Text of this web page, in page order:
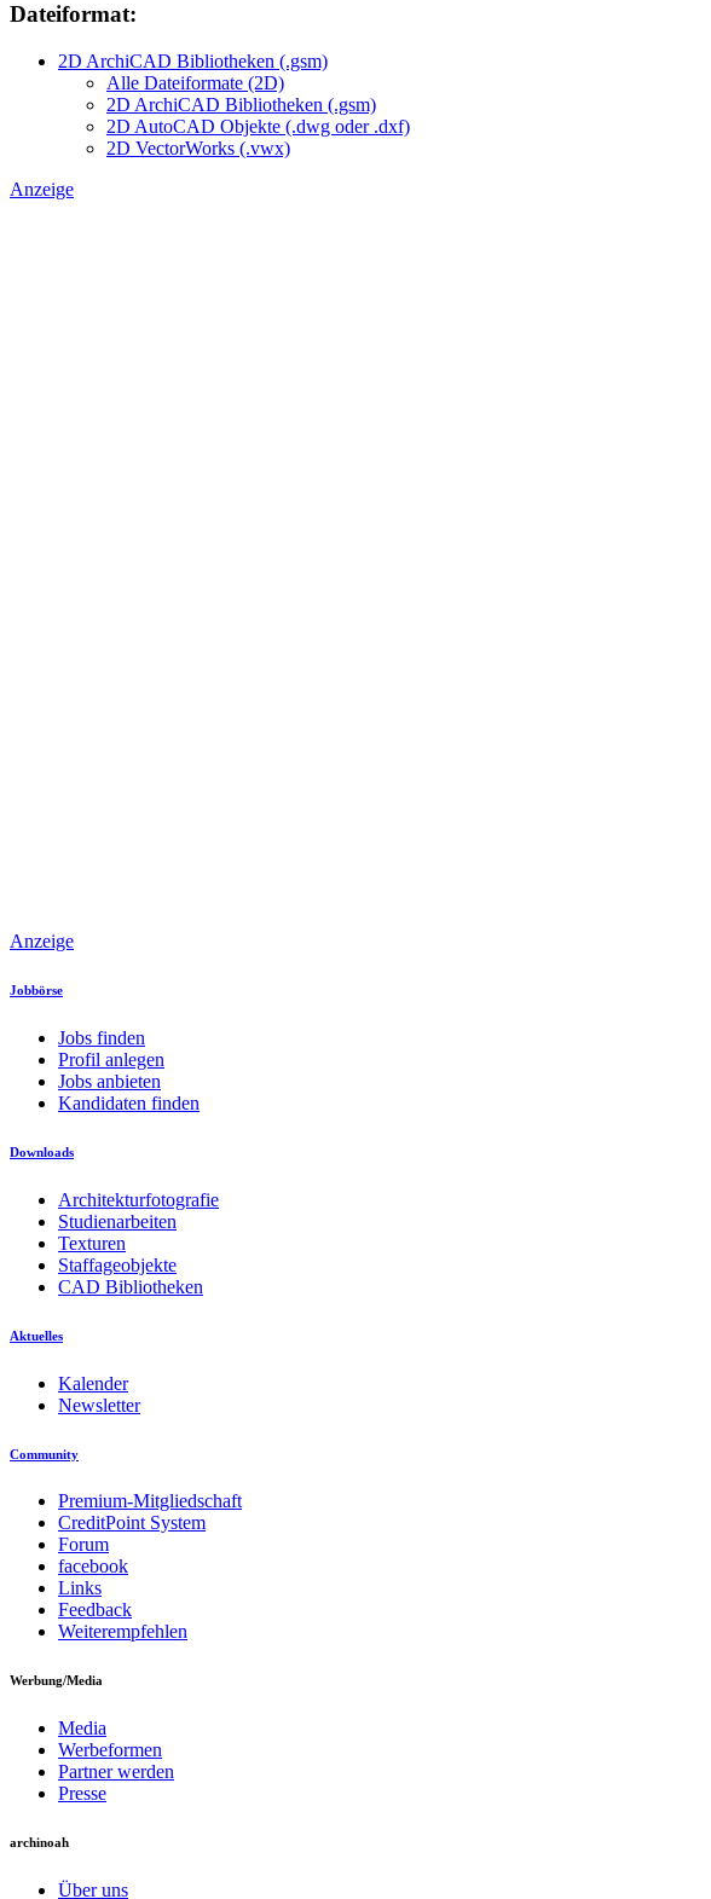
Dateiformat:
2D ArchiCAD Bibliotheken (.gsm)
Alle Dateiformate (2D)
2D ArchiCAD Bibliotheken (.gsm)
2D AutoCAD Objekte (.dwg oder .dxf)
2D VectorWorks (.vwx)
Anzeige
Anzeige
Jobbörse
Jobs finden
Profil anlegen
Jobs anbieten
Kandidaten finden
Downloads
Architekturfotografie
Studienarbeiten
Texturen
Staffageobjekte
CAD Bibliotheken
Aktuelles
Kalender
Newsletter
Community
Premium-Mitgliedschaft
CreditPoint System
Forum
facebook
Links
Feedback
Weiterempfehlen
Werbung/Media
Media
Werbeformen
Partner werden
Presse
archinoah
Über uns